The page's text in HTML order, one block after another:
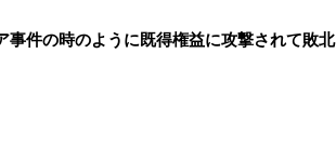
件の時のように既得権益に攻撃されて敗北